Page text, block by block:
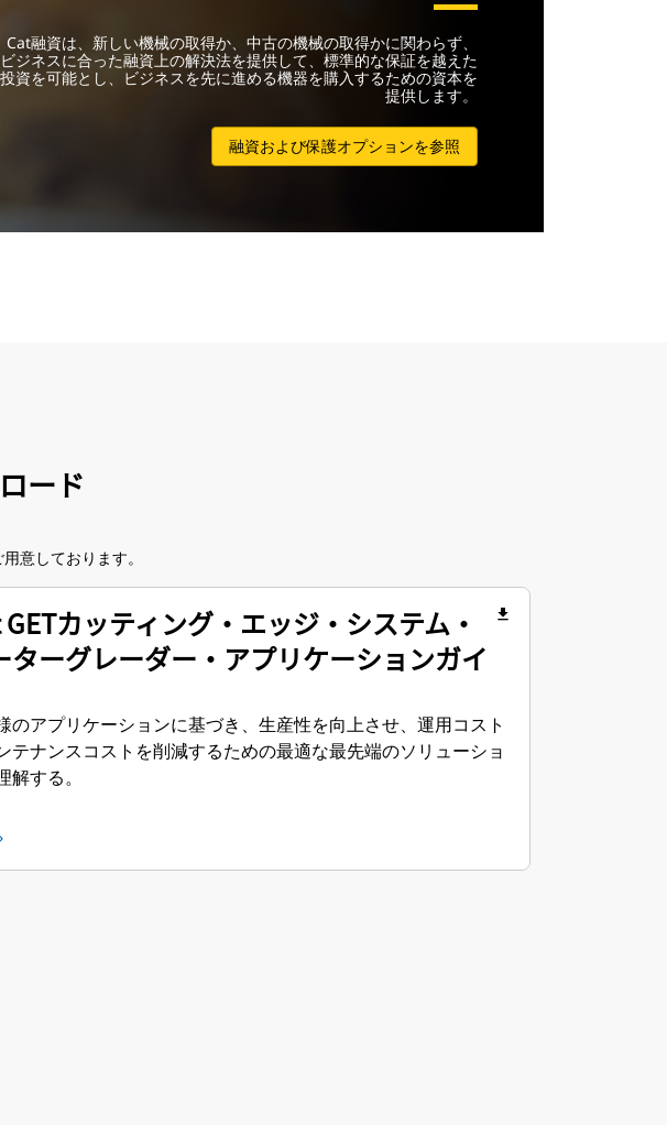
Cat融資は、新しい機械の取得か、中古の機械の取得かに関わらず、
ビジネスに合った融資上の解決法を提供して、標準的な保証を越えた
投資を可能とし、ビジネスを先に進める機器を購入するための資本を
提供します。
融資および保護オプションを参照
ード
意しております。
カッティング・エッジ・システム・
ターグレーダー・アプリケーションガイ
file_download
のアプリケーションに基づき、生産性を向上させ、運用コスト
テナンスコストを削減するための最適な最先端のソリューショ
解する。